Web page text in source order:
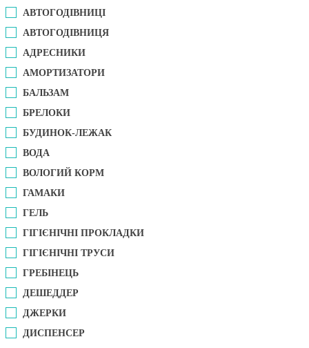
АВТОГОДІВНИЦІ
АВТОГОДІВНИЦЯ
АДРЕСНИКИ
АМОРТИЗАТОРИ
БАЛЬЗАМ
БРЕЛОКИ
БУДИНОК-ЛЕЖАК
ВОДА
ВОЛОГИЙ КОРМ
ГАМАКИ
ГЕЛЬ
ГІГІЄНІЧНІ ПРОКЛАДКИ
ГІГІЄНІЧНІ ТРУСИ
ГРЕБІНЕЦЬ
ДЕШЕДДЕР
ДЖЕРКИ
ДИСПЕНСЕР